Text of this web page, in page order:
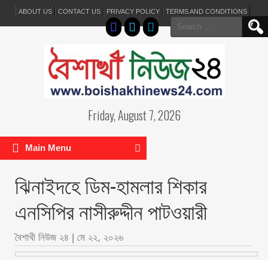
ABOUT US CONTACT US PRIVACY POLICY TERMS AND CONDITIONS
Search
for:
Friday, August 7, 2026
Main Menu
ঝিনাইদহে ডিম-হামলার শিকার
এনসিপির নাসীরুদ্দীন পাটওয়ারী
বৈশাখী নিউজ ২৪ | মে ২২, ২০২৬